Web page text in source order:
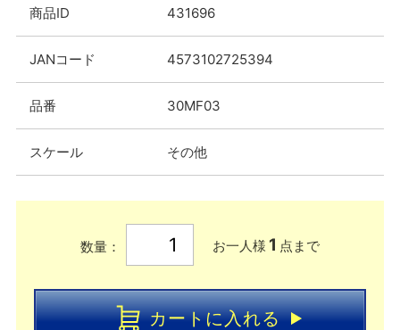
商品ID 431696
JANコード 4573102725394
品番 30MF03
スケール その他
数量： お一人様 1 点まで
カートに入れる